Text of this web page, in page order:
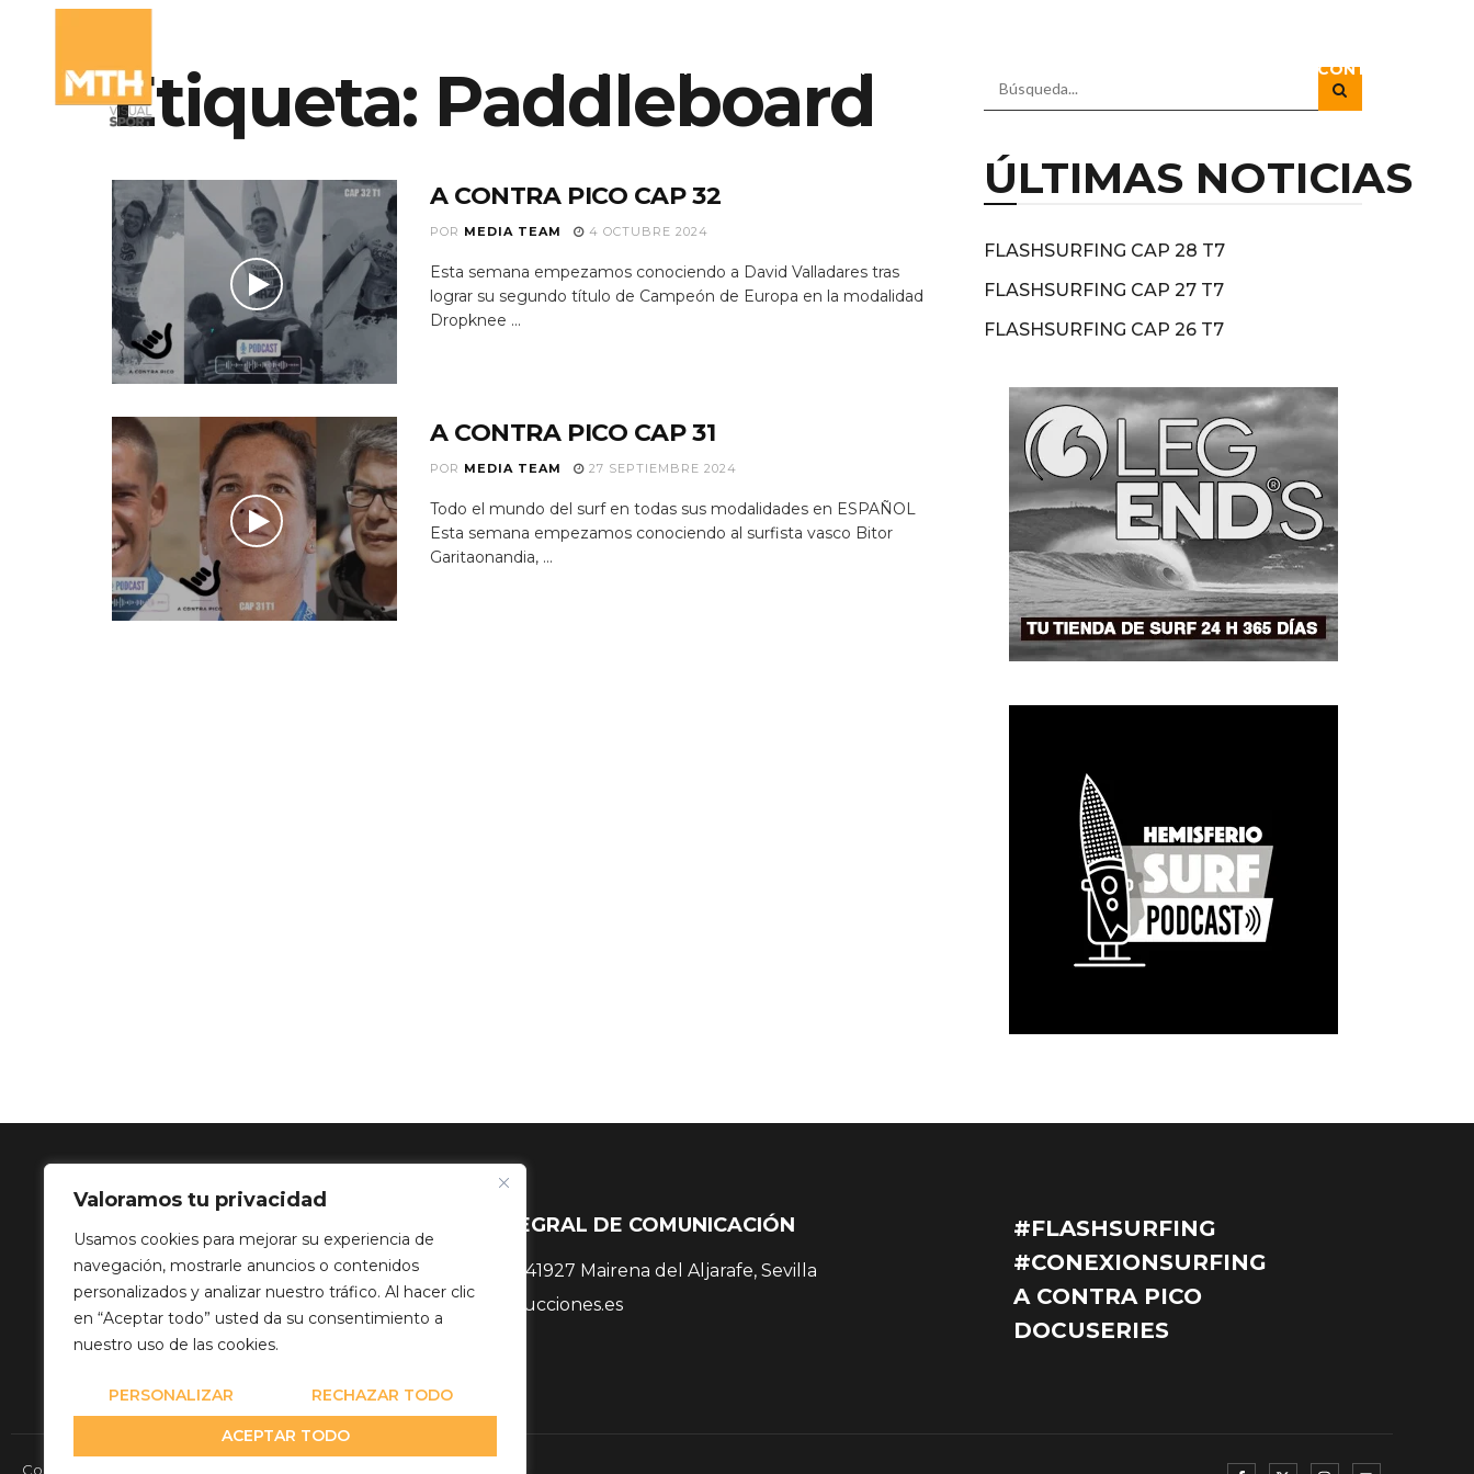
Valoramos tu privacidad
Usamos cookies para mejorar su experiencia de
navegación, mostrarle anuncios o contenidos
personalizados y analizar nuestro tráfico. Al hacer clic
en “Aceptar todo” usted da su consentimiento a
nuestro uso de las cookies.
PERSONALIZAR RECHAZAR TODO
ACEPTAR TODO
QUIÉNES SOMOS EQUIPO NOTICIAS PROGRAMAS TV CONTACTO
Etiqueta: Paddleboard
A CONTRA PICO CAP 32
POR MEDIA TEAM 4 OCTUBRE 2024
Esta semana empezamos conociendo a David Valladares tras
lograr su segundo título de Campeón de Europa en la modalidad
Dropknee ...
A CONTRA PICO CAP 31
POR MEDIA TEAM 27 SEPTIEMBRE 2024
Todo el mundo del surf en todas sus modalidades en ESPAÑOL
Esta semana empezamos conociendo al surfista vasco Bitor
Garitaonandia, ...
ÚLTIMAS NOTICIAS
FLASHSURFING CAP 28 T7
FLASHSURFING CAP 27 T7
FLASHSURFING CAP 26 T7
SOLUCIÓN INTEGRAL DE COMUNICACIÓN
Calle Balance, 38, 41927 Mairena del Aljarafe, Sevilla
info@mediatproducciones.es
#FLASHSURFING
#CONEXIONSURFING
A CONTRA PICO
DOCUSERIES
Copyright© 2026 Media Team Producciones - Reserved